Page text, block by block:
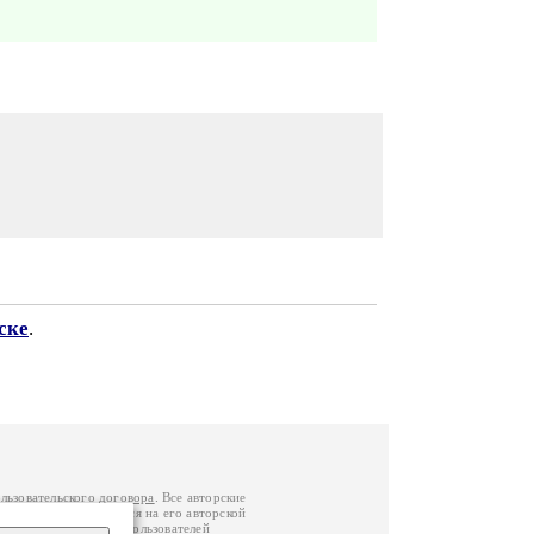
.
договора
. Все авторские
вы можете обратиться на его авторской
Федерации. Данные пользователей